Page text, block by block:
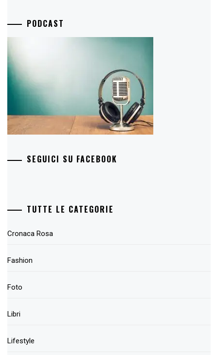
PODCAST
SEGUICI SU FACEBOOK
TUTTE LE CATEGORIE
Cronaca Rosa
Fashion
Foto
Libri
Lifestyle